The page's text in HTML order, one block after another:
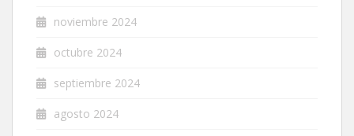
noviembre 2024
octubre 2024
septiembre 2024
agosto 2024